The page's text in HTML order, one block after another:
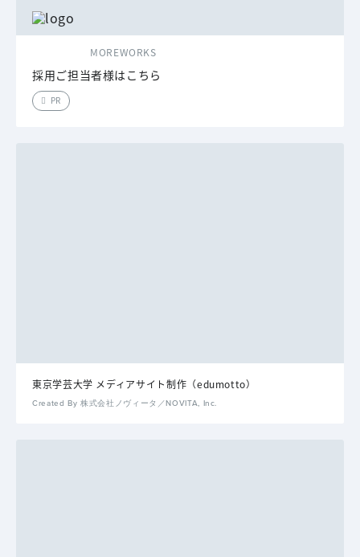
MOREWORKS
採用ご担当者様はこちら
PR
東京学芸大学 メディアサイト制作（edumotto）
Created By 株式会社ノヴィータ／NOVITA, Inc.